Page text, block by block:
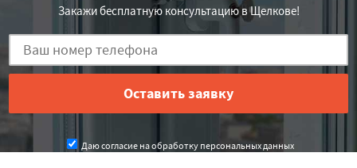
Закажи бесплатную консультацию в Щелкове!
Даю согласие на обработку персональных данных